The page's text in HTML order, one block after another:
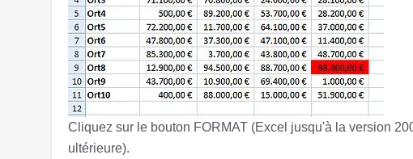
Cliquez sur le bouton FORMAT (Excel jusqu'à la version
ultérieure).